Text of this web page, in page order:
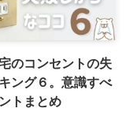
のコンセントの失
ング６。意識すべ
トまとめ